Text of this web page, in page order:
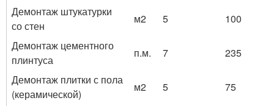
Демонтаж штукатурки
со стен
м2 5
100
Демонтаж цементного
плинтуса
п.м. 7
235
Демонтаж плитки с пола
(керамической)
м2 5
75